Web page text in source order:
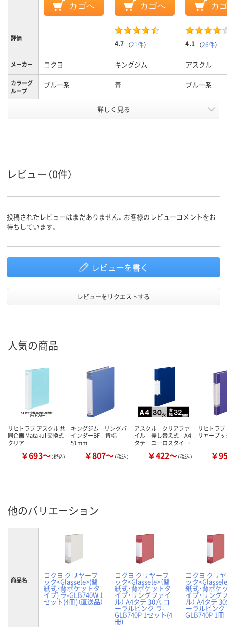
カゴへ カゴへ カ
評価
4.7 （21件） 4.1 （26件）
メーカー コクヨ キングジム アスクル
カラーグ
ループ
ブルー系 青 ブルー系
30
向き タテ
無し 無し
最大収容
枚数
60枚
スコア
65
詳しく見る
レビュー（0件）
投稿されたレビューはまだありません。お客様のレビューコメントをお
待ちしています。
レビューを書く
レビューをリクエストする
人気の商品
リヒトラブ アスクル 共
同企画 Matakul 交換式
クリア…
￥693～（税込）
キングジム リングバ
インダーBF 背幅
51mm
￥807～（税込）
アスクル クリアファ
イル 差し替え式 A4
タテ ユーロスタイ…
￥422～（税込）
リヒトラ
リヤーブッ
￥
他のバリエーション
商品名 コクヨ クリヤーブ
ック<Glassele>(替
紙式・背ポケットタ
イプ) ラ-GLB740W 1
セット(4冊)（直送品）
コクヨ クリヤーブ
ック<Glassele>（替
紙式・背ポケットタ
イプ・リングファイ
ル） A4タテ 30穴 コ
ーラルピンク ラ-
GLB740P 1セット(4
冊)
コクヨ クリ
ック
紙式・背ポケ
イプ・リング
ル） A4タテ
ーラルピンク
GLB740P 1冊